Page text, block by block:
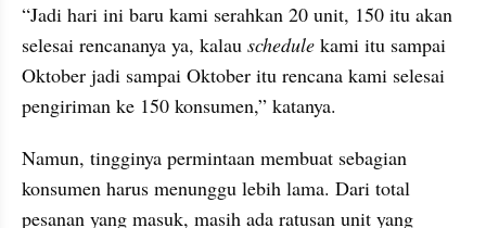
“Jadi hari ini baru kami serahkan 20 unit, 150 itu akan
selesai rencananya ya, kalau schedule kami itu sampai
Oktober jadi sampai Oktober itu rencana kami selesai
pengiriman ke 150 konsumen,” katanya.
Namun, tingginya permintaan membuat sebagian
konsumen harus menunggu lebih lama. Dari total
pesanan yang masuk, masih ada ratusan unit yang